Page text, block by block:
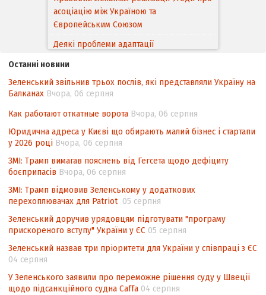
асоціацію між Україною та
Європейським Cоюзом
Деякі проблеми адаптації
законодавства України щодо зазначення
походження товарів відповідно до
Угоди про торговельні аспекти прав
інтелектуальної власності (TRIPS) у
Аналіз виборчого законодавства щодо
невизначеності механізму повторного
підрахунку голосів виборців
Інформаційна безпека суспільства
Останні новини
Зеленський звільнив трьох послів, які представляли Україну на
Балканах Вчора, 06 серпня
Как работают откатные ворота Вчора, 06 серпня
Юридична адреса у Києві що обирають малий бізнес і стартапи
у 2026 році Вчора, 06 серпня
ЗМІ: Трамп вимагав пояснень від Гегсета щодо дефіциту
боєприпасів Вчора, 06 серпня
ЗМІ: Трамп відмовив Зеленському у додаткових
перехоплювачах для Patriot 05 серпня
Зеленський доручив урядовцям підготувати "програму
прискореного вступу" України у ЄС 05 серпня
Зеленський назвав три пріоритети для України у співпраці з ЄС
04 серпня
У Зеленського заявили про переможне рішення суду у Швеції
щодо підсанкційного судна Caffa 04 серпня